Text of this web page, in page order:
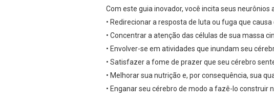
Com este guia inovador, você incita seus
• Redirecionar a resposta de luta ou fuga que
• Concentrar a atenção das células de sua massa
• Envolver-se em atividades que inundam seu
• Satisfazer a fome de prazer que seu cérebro
• Melhorar sua nutrição e, por consequência, sua
• Enganar seu cérebro de modo a fazê-lo construir